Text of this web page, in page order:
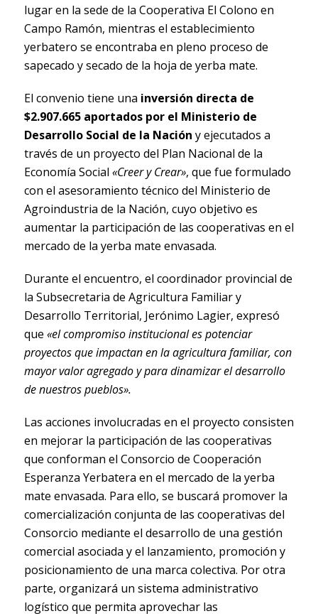
lugar en la sede de la Cooperativa El Colono en
Campo Ramón, mientras el establecimiento
yerbatero se encontraba en pleno proceso de
sapecado y secado de la hoja de yerba mate.
El convenio tiene una inversión directa de
$2.907.665 aportados por el Ministerio de
Desarrollo Social de la Nación y ejecutados a
través de un proyecto del Plan Nacional de la
Economía Social «Creer y Crear», que fue formulado
con el asesoramiento técnico del Ministerio de
Agroindustria de la Nación, cuyo objetivo es
aumentar la participación de las cooperativas en el
mercado de la yerba mate envasada.
Durante el encuentro, el coordinador provincial de
la Subsecretaria de Agricultura Familiar y
Desarrollo Territorial, Jerónimo Lagier, expresó
que «el compromiso institucional es potenciar
proyectos que impactan en la agricultura familiar, con
mayor valor agregado y para dinamizar el desarrollo
de nuestros pueblos».
Las acciones involucradas en el proyecto consisten
en mejorar la participación de las cooperativas
que conforman el Consorcio de Cooperación
Esperanza Yerbatera en el mercado de la yerba
mate envasada. Para ello, se buscará promover la
comercialización conjunta de las cooperativas del
Consorcio mediante el desarrollo de una gestión
comercial asociada y el lanzamiento, promoción y
posicionamiento de una marca colectiva. Por otra
parte, organizará un sistema administrativo
logístico que permita aprovechar las